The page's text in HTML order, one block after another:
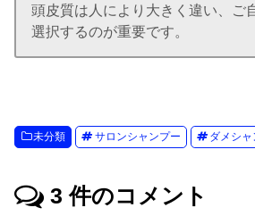
頭皮質は人により大きく違い、ご
選択するのが重要です。
未分類 サロンシャンプー ダメシャ
3 件のコメント